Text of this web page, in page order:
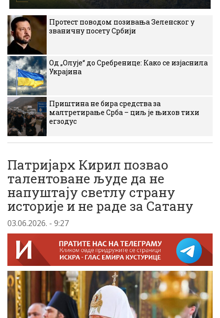
Протест поводом позивања Зеленског у
званичну посету Србији
Од „Олује“ до Сребренице: Како се изјаснила
Украјина
Приштина не бира средства за
малтретирање Срба – циљ је њихов тихи
егзодус
Патријарх Кирил позвао
талентоване људе да не
напуштају светлу страну
историје и не раде за Сатану
03.06.2026. - 9:27